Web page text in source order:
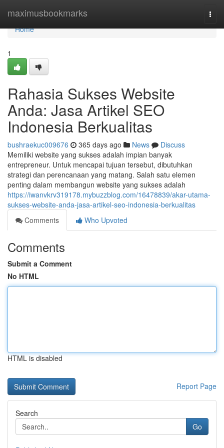
maximusbookmarks
Home
Home
1
Rahasia Sukses Website
Anda: Jasa Artikel SEO
Indonesia Berkualitas
bushraekuc009676 365 days ago News
Discuss
Memiliki website yang sukses adalah impian banyak
entrepreneur. Untuk mencapai tujuan tersebut, dibutuhkan
strategi dan perencanaan yang matang. Salah satu elemen
penting dalam membangun website yang sukses adalah
https://iwanvkrv319178.mybuzzblog.com/16478839/akar-utama-
sukses-website-anda-jasa-artikel-seo-indonesia-berkualitas
Comments
Who Upvoted
Comments
Submit a Comment
No HTML
HTML is disabled
Report Page
Search
Go